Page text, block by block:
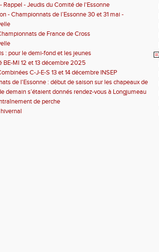
Rappel - Jeudis du Comité de l'Essonne
- Championnats de l’Essonne 30 et 31 mai -
de France de Cross
: pour le demi-fond et les jeunes
BE-MI 12 et 13 décembre 2025
C-J-E-S 13 et 14 décembre INSEP
de l'Essonne : début de saison sur les chapeaux de
demain s’étaient donnés rendez-vous à Longjumeau
de perche